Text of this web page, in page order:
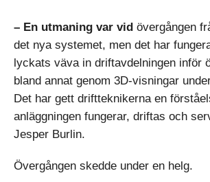
– En utmaning var vid övergången
det nya systemet, men det har
lyckats väva in driftavdelningen inför
bland annat genom 3D-visningar
Det har gett driftteknikerna en
anläggningen fungerar, driftas och
Jesper Burlin.
Övergången skedde under en helg.